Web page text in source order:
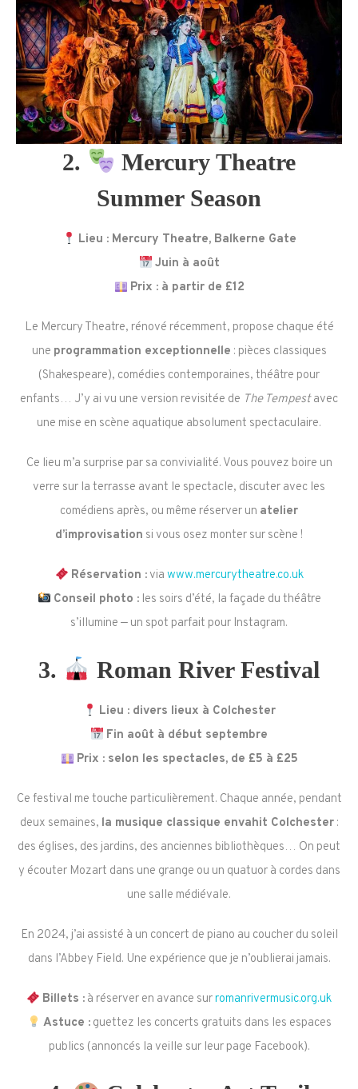
2.
Mercury Theatre
Summer Season
Lieu : Mercury Theatre, Balkerne Gate
Juin à août
Prix : à partir de £12
Le Mercury Theatre, rénové récemment, propose chaque été
une programmation exceptionnelle : pièces classiques
(Shakespeare), comédies contemporaines, théâtre pour
enfants… J’y ai vu une version revisitée de The Tempestavec
une mise en scène aquatique absolument spectaculaire.
Ce lieu m’a surprise par sa convivialité. Vous pouvez boire un
verre sur la terrasse avant le spectacle, discuter avec les
comédiens après, ou même réserver un atelier
d’improvisation si vous osez monter sur scène !
Réservation :via www.mercurytheatre.co.uk
Conseil photo :les soirs d’été, la façade du théâtre
s’illumine — un spot parfait pour Instagram.
3. Roman River Festival
Lieu : divers lieux à Colchester
Fin août à début septembre
Prix : selon les spectacles, de £5 à £25
Ce festival me touche particulièrement. Chaque année, pendant
deux semaines, la musique classique envahit Colchester:
des églises, des jardins, des anciennes bibliothèques… On peut
y écouter Mozart dans une grange ou un quatuor à cordes dans
une salle médiévale.
En 2024, j’ai assisté à un concert de piano au coucher du soleil
dans l’Abbey Field. Une expérience que je n’oublierai jamais.
Billets : à réserver en avance surromanrivermusic.org.uk
Astuce :guettez les concerts gratuits dans les espaces
publics (annoncés la veille sur leur page Facebook).